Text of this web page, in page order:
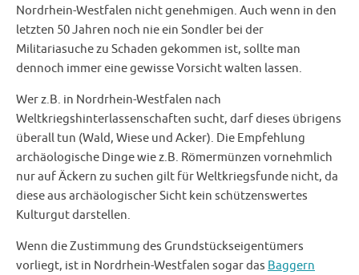
Nordrhein-Westfalen nicht genehmigen. Auch wenn in den
letzten 50 Jahren noch nie ein Sondler bei der
Militariasuche zu Schaden gekommen ist, sollte man
dennoch immer eine gewisse Vorsicht walten lassen.
Wer z.B. in Nordrhein-Westfalen nach
Weltkriegshinterlassenschaften sucht, darf dieses übrigens
überall tun (Wald, Wiese und Acker). Die Empfehlung
archäologische Dinge wie z.B. Römermünzen vornehmlich
nur auf Äckern zu suchen gilt für Weltkriegsfunde nicht, da
diese aus archäologischer Sicht kein schützenswertes
Kulturgut darstellen.
Wenn die Zustimmung des Grundstückseigentümers
vorliegt, ist in Nordrhein-Westfalen sogar das Baggern